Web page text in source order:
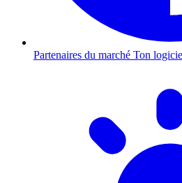
Partenaires du marché Ton